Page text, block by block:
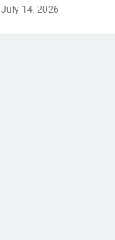
July 14, 2026